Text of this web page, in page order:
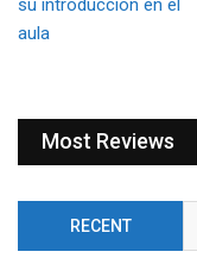
Most Reviews
RECENT